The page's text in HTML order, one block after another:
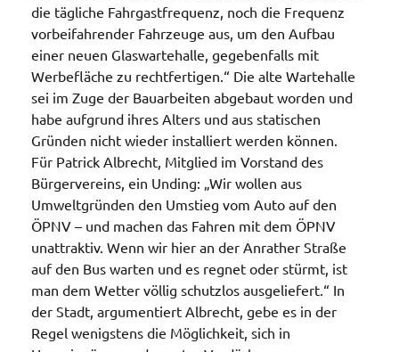
die tägliche Fahrgastfrequenz, noch die Frequenz
vorbeifahrender Fahrzeuge aus, um den Aufbau
einer neuen Glaswartehalle, gegebenfalls mit
Werbefläche zu rechtfertigen.“ Die alte Wartehalle
sei im Zuge der Bauarbeiten abgebaut worden und
habe aufgrund ihres Alters und aus statischen
Gründen nicht wieder installiert werden können.
Für Patrick Albrecht, Mitglied im Vorstand des
Bürgervereins, ein Unding: „Wir wollen aus
Umweltgründen den Umstieg vom Auto auf den
ÖPNV – und machen das Fahren mit dem ÖPNV
unattraktiv. Wenn wir hier an der Anrather Straße
auf den Bus warten und es regnet oder stürmt, ist
man dem Wetter völlig schutzlos ausgeliefert.“ In
der Stadt, argumentiert Albrecht, gebe es in der
Regel wenigstens die Möglichkeit, sich in